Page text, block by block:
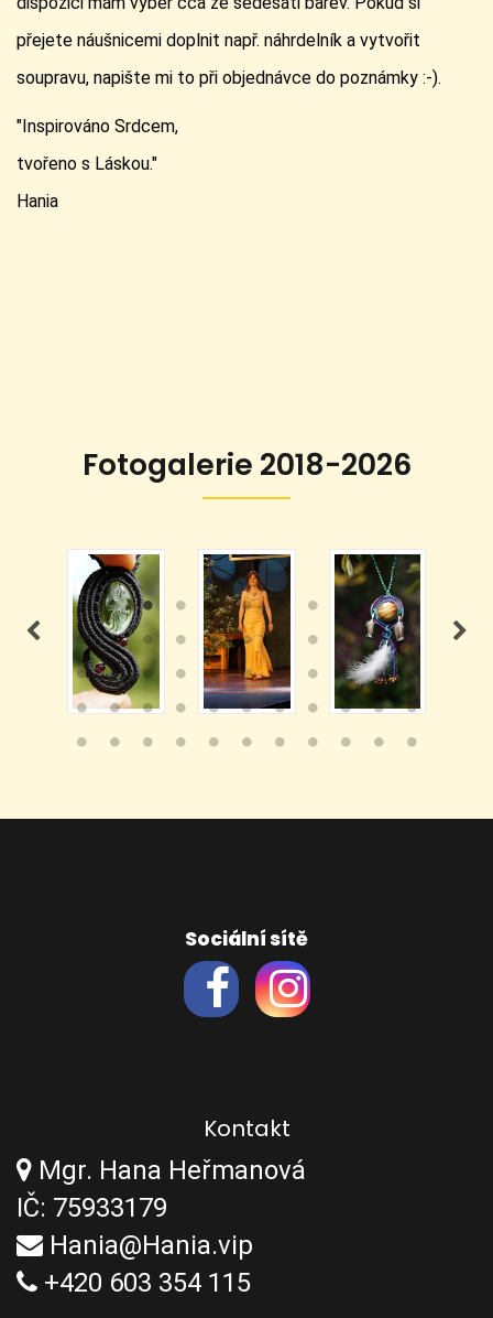
přejete náušnicemi doplnit např. náhrdelník a vytvořit
soupravu, napište mi to při objednávce do poznámky :-).
"Inspirováno Srdcem,
tvořeno s Láskou."
Hania
Fotogalerie 2018-2026
Sociální sítě
Kontakt
Mgr. Hana Heřmanová
IČ: 75933179
Hania@Hania.vip
+420 603 354 115